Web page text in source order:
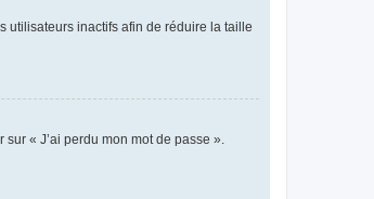
utilisateurs inactifs afin de réduire la taille
« J’ai perdu mon mot de passe ».